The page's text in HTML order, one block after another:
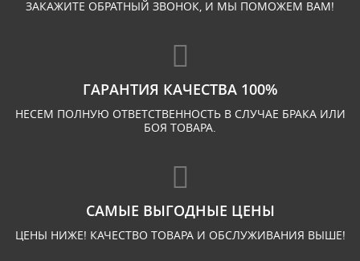
ЗАКАЖИТЕ ОБРАТНЫЙ ЗВОНОК, И МЫ ПОМОЖЕМ ВАМ!
ГАРАНТИЯ КАЧЕСТВА 100%
НЕСЕМ ПОЛНУЮ ОТВЕТСТВЕННОСТЬ В СЛУЧАЕ БРАКА ИЛИ
БОЯ ТОВАРА.
САМЫЕ ВЫГОДНЫЕ ЦЕНЫ
ЦЕНЫ НИЖЕ! КАЧЕСТВО ТОВАРА И ОБСЛУЖИВАНИЯ ВЫШЕ!